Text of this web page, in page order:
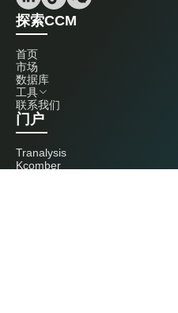
探索CCM
首页
市场
数据库
工具
联系我们
门户
Tranalysis
Kcomber